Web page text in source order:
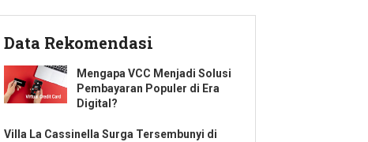
Data Rekomendasi
Mengapa VCC Menjadi Solusi
Pembayaran Populer di Era
Digital?
Villa La Cassinella Surga Tersembunyi di